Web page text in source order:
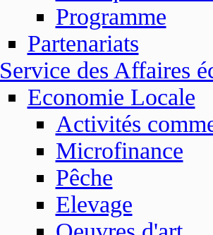
Programme
Partenariats
Service des Affaires
Economie Locale
Activités
Microfinance
Pêche
Elevage